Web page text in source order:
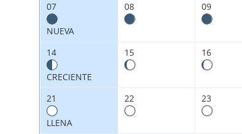
07
NUEVA
08 09
14
CRECIENTE
15 16
21
LLENA
22 23